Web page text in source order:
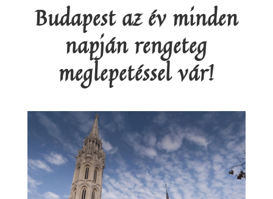
Budapest az év minden
napján rengeteg
meglepetéssel vár!